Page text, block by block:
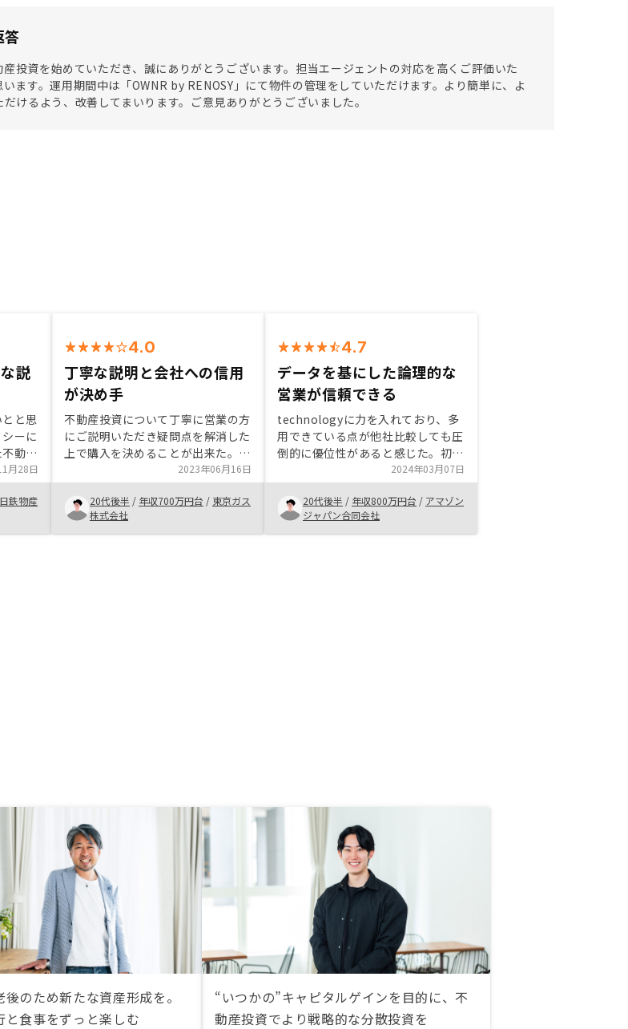
答
産投資を始めていただき、誠にありがとうございます。担当エージェントの対応を高くご評価いた
ます。運用期間中は「OWNR by RENOSY」にて物件の管理をしていただけます。より簡単に、よ
けるよう、改善してまいります。ご意見ありがとうございました。
説
と思
ーに
動産
き、自
材だ
当の方
のサ
産形
月28日
日鉄物産
4.0
丁寧な説明と会社への信用
が決め手
不動産投資について丁寧に営業の方
にご説明いただき疑問点を解消した
上で購入を決めることが出来た。信
用を活用するというメリットだけで
はなく、注意すべき点についても説
明いただけたので吟味し納得出来
た。会社が上場しているため一定の
信頼が置けることも購入の決め手に
2023年06月16日
20代後半 / 年収700万円台 / 東京ガス
株式会社
4.7
データを基にした論理的な
営業が信頼できる
technologyに力を入れており、多
用できている点が他社比較しても圧
倒的に優位性があると感じた。初回
の説明の際から物件紹介までデータ
を元にした論理的なプレゼンであ
り、判断材料も多く判断軸を持ちや
すかった。
2024年03月07日
20代後半 / 年収800万円台 / アマゾン
ジャパン合同会社
のため新たな資産形成を。
と食事をずっと楽しむ
“いつかの”キャピタルゲインを目的に、不
動産投資でより戦略的な分散投資を